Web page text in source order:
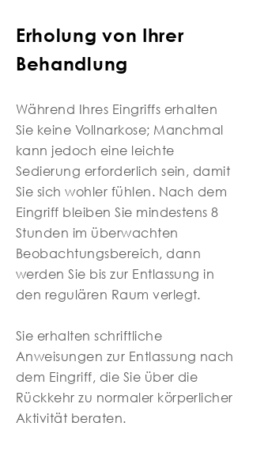
Erholung von Ihrer
Behandlung
Während Ihres Eingriffs erhalten
Sie keine Vollnarkose; Manchmal
kann jedoch eine leichte
Sedierung erforderlich sein, damit
Sie sich wohler fühlen. Nach dem
Eingriff bleiben Sie mindestens 8
Stunden im überwachten
Beobachtungsbereich, dann
werden Sie bis zur Entlassung in
den regulären Raum verlegt.
Sie erhalten schriftliche
Anweisungen zur Entlassung nach
dem Eingriff, die Sie über die
Rückkehr zu normaler körperlicher
Aktivität beraten.